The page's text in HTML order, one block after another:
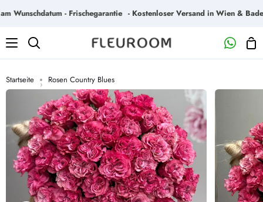
Inhalt
- Frischegarantie - Kostenloser Versand in Wien & Baden
Suchen
Startseite › Rosen Country Blues